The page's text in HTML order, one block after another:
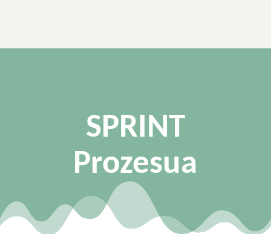
SPRINT
Prozesua